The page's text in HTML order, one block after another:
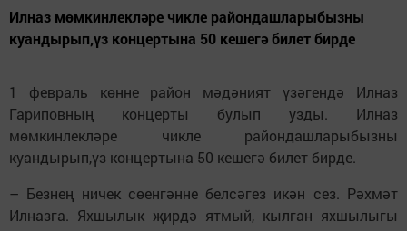
Илназ мөмкинлекләре чикле райондашларыбызны
куандырып,үз концертына 50 кешегә билет бирде
1 февраль көнне район мәдәният үзәгендә Илназ
Гариповның концерты булып узды. Илназ
мөмкинлекләре чикле райондашларыбызны
куандырып,үз концертына 50 кешегә билет бирде.
– Безнең ничек сөенгәнне белсәгез икән сез. Рәхмәт
Илназга. Яхшылык җирдә ятмый, кылган яхшылыгы